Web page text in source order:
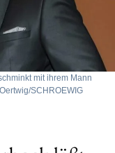
mit ihrem Mann
SCHROEWIG